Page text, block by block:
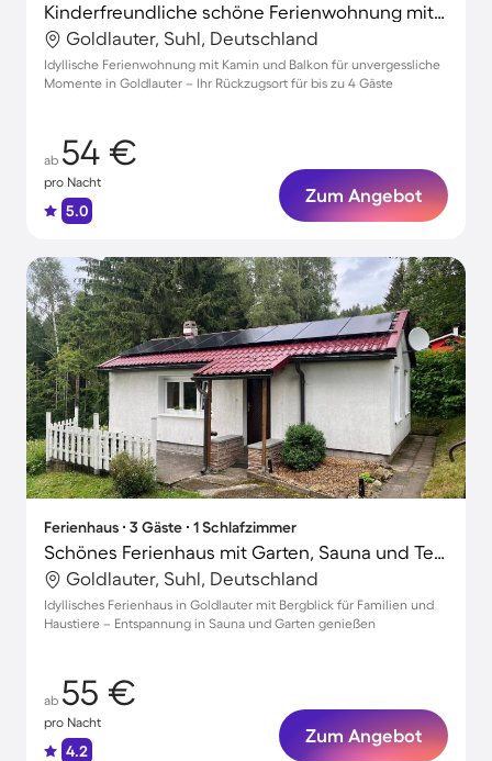
Kinderfreundliche schöne Ferienwohnung mit Terrasse und Grill
Goldlauter, Suhl, Deutschland
Idyllische Ferienwohnung mit Kamin und Balkon für unvergessliche
Momente in Goldlauter – Ihr Rückzugsort für bis zu 4 Gäste
ab 54 €
pro Nacht
5.0
Zum Angebot
Ferienhaus ∙ 3 Gäste ∙ 1 Schlafzimmer
Schönes Ferienhaus mit Garten, Sauna und Terrasse | Bergblick | Haustiere sind willkommen
Goldlauter, Suhl, Deutschland
Idyllisches Ferienhaus in Goldlauter mit Bergblick für Familien und
Haustiere – Entspannung in Sauna und Garten genießen
ab 55 €
pro Nacht
4.2
Zum Angebot